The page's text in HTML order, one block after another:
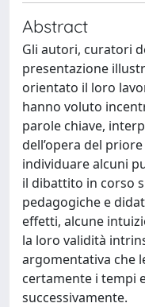
Abstract
Gli autori, curatori
presentazione
orientato il loro
hanno voluto
parole chiave,
dell’opera del
individuare alcuni
il dibattito in corso
pedagogiche e
effetti, alcune
la loro validità
argomentativa che
certamente i tempi
successivamente.